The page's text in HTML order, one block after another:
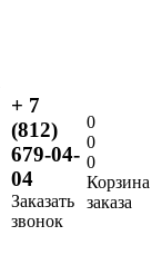
+ 7
(812)
679-04-
04
Заказать
звонок
0
0
0
Корзина
заказа